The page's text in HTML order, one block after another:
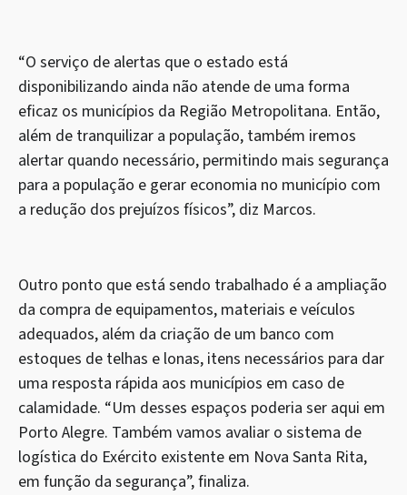
“O serviço de alertas que o estado está
disponibilizando ainda não atende de uma forma
eficaz os municípios da Região Metropolitana. Então,
além de tranquilizar a população, também iremos
alertar quando necessário, permitindo mais segurança
para a população e gerar economia no município com
a redução dos prejuízos físicos”, diz Marcos.
Outro ponto que está sendo trabalhado é a ampliação
da compra de equipamentos, materiais e veículos
adequados, além da criação de um banco com
estoques de telhas e lonas, itens necessários para dar
uma resposta rápida aos municípios em caso de
calamidade. “Um desses espaços poderia ser aqui em
Porto Alegre. Também vamos avaliar o sistema de
logística do Exército existente em Nova Santa Rita,
em função da segurança”, finaliza.